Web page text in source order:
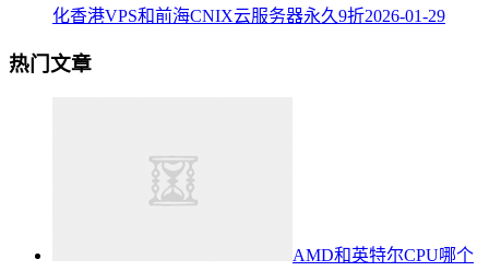
化香港VPS和前海CNIX云服务器永久9折2026-01-29
热门文章
AMD和英特尔CPU哪个